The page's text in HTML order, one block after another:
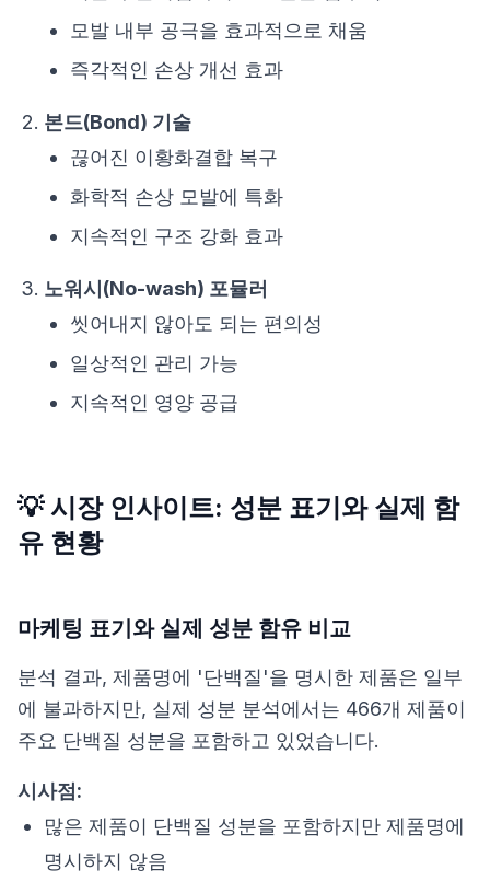
모발 내부 공극을 효과적으로 채움
즉각적인 손상 개선 효과
본드(Bond) 기술
끊어진 이황화결합 복구
화학적 손상 모발에 특화
지속적인 구조 강화 효과
노워시(No-wash) 포뮬러
씻어내지 않아도 되는 편의성
일상적인 관리 가능
지속적인 영양 공급
💡 시장 인사이트: 성분 표기와 실제 함
유 현황
마케팅 표기와 실제 성분 함유 비교
분석 결과, 제품명에 '단백질'을 명시한 제품은 일부
에 불과하지만, 실제 성분 분석에서는 466개 제품이
주요 단백질 성분을 포함하고 있었습니다.
시사점:
많은 제품이 단백질 성분을 포함하지만 제품명에
명시하지 않음